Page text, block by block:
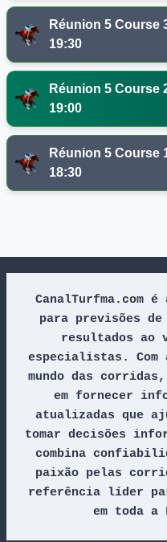
Réunion 5 Course
19:30
Réunion 5 Course
19:00
Réunion 5 Course
18:30
CanalTurfma.com
para previsões
resultados ao
especialistas. Com
mundo das corridas,
em fornecer
atualizadas que
tomar decisões
combina
paixão pelas
referência líder
em toda a